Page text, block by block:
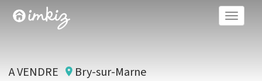
Toggle
A VENDRE Bry-sur-Marne